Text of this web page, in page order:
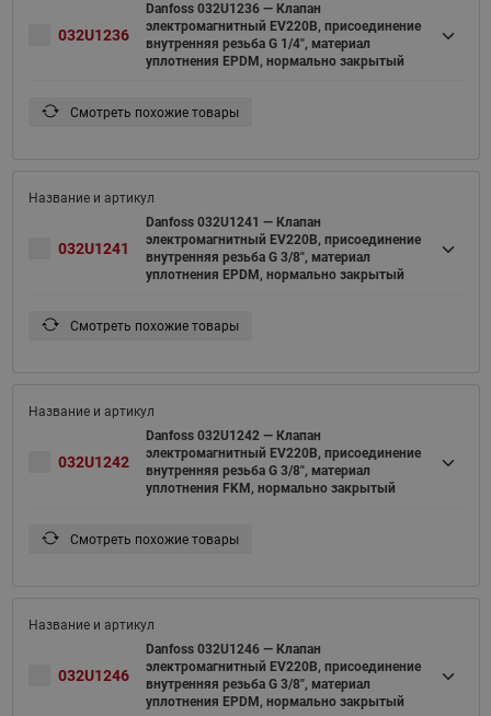
032U1236
Danfoss 032U1236 — Клапан
электромагнитный EV220B, присоединение
внутренняя резьба G 1/4", материал
уплотнения EPDM, нормально закрытый
Смотреть похожие товары
032U1241
Danfoss 032U1241 — Клапан
электромагнитный EV220B, присоединение
внутренняя резьба G 3/8", материал
уплотнения EPDM, нормально закрытый
Смотреть похожие товары
032U1242
Danfoss 032U1242 — Клапан
электромагнитный EV220B, присоединение
внутренняя резьба G 3/8", материал
уплотнения FKM, нормально закрытый
Смотреть похожие товары
032U1246
Danfoss 032U1246 — Клапан
электромагнитный EV220B, присоединение
внутренняя резьба G 3/8", материал
уплотнения EPDM, нормально закрытый